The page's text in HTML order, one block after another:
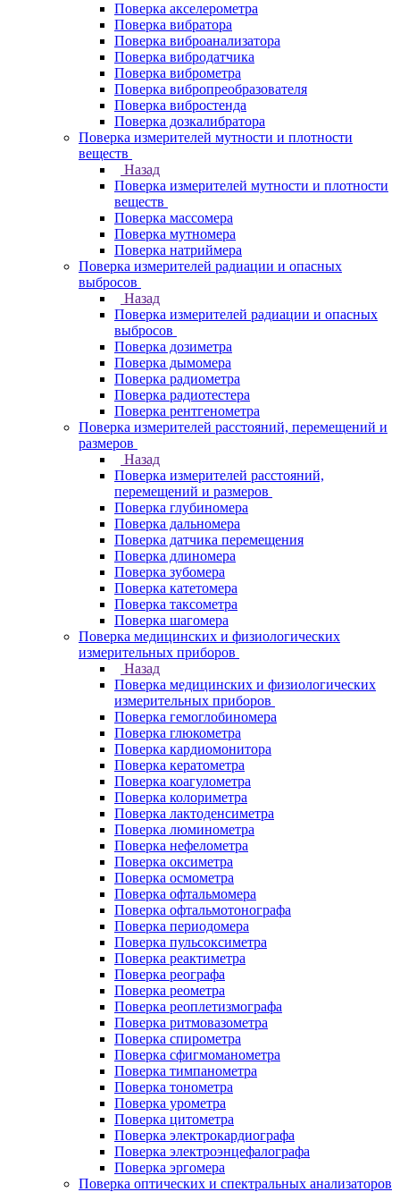
Поверка акселерометра
Поверка вибратора
Поверка виброанализатора
Поверка вибродатчика
Поверка виброметра
Поверка вибропреобразователя
Поверка вибростенда
Поверка дозкалибратора
Поверка измерителей мутности и плотности
веществ
Назад
Поверка измерителей мутности и плотности
веществ
Поверка массомера
Поверка мутномера
Поверка натриймера
Поверка измерителей радиации и опасных
выбросов
Назад
Поверка измерителей радиации и опасных
выбросов
Поверка дозиметра
Поверка дымомера
Поверка радиометра
Поверка радиотестера
Поверка рентгенометра
Поверка измерителей расстояний, перемещений и
размеров
Назад
Поверка измерителей расстояний,
перемещений и размеров
Поверка глубиномера
Поверка дальномера
Поверка датчика перемещения
Поверка длиномера
Поверка зубомера
Поверка катетомера
Поверка таксометра
Поверка шагомера
Поверка медицинских и физиологических
измерительных приборов
Назад
Поверка медицинских и физиологических
измерительных приборов
Поверка гемоглобиномера
Поверка глюкометра
Поверка кардиомонитора
Поверка кератометра
Поверка коагулометра
Поверка колориметра
Поверка лактоденсиметра
Поверка люминометра
Поверка нефелометра
Поверка оксиметра
Поверка осмометра
Поверка офтальмомера
Поверка офтальмотонографа
Поверка периодомера
Поверка пульсоксиметра
Поверка реактиметра
Поверка реографа
Поверка реометра
Поверка реоплетизмографа
Поверка ритмовазометра
Поверка спирометра
Поверка сфигмоманометра
Поверка тимпанометра
Поверка тонометра
Поверка урометра
Поверка цитометра
Поверка электрокардиографа
Поверка электроэнцефалографа
Поверка эргомера
Поверка оптических и спектральных анализаторов